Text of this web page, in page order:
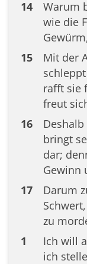
14
Warum
wie die
15
Mit der
rafft sie
freut
16
bringt
dar;
Gewinn
17
Darum
zu
1
Ich will
ich